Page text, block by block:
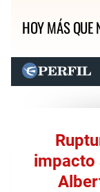
HOY MÁS QUE
impacto